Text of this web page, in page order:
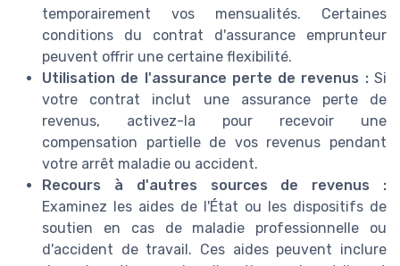
temporairement vos mensualités. Certaines
conditions du contrat d'assurance emprunteur
peuvent offrir une certaine flexibilité.
Utilisation de l'assurance perte de revenus :Si
votre contrat inclut une assurance perte de
revenus, activez-la pour recevoir une
compensation partielle de vos revenus pendant
votre arrêt maladie ou accident.
Recours à d'autres sources de revenus :
Examinez les aides de l'État ou les dispositifs de
soutien en cas de maladie professionnelle ou
d'accident de travail. Ces aides peuvent inclure